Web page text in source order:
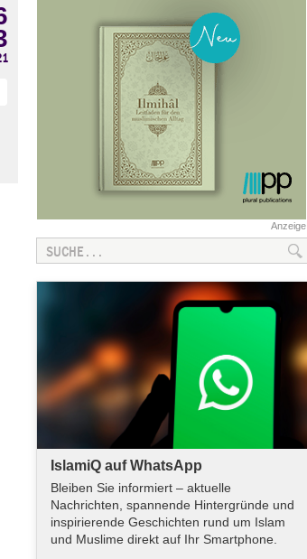
Anzeige
IslamiQ auf WhatsApp
Bleiben Sie informiert – aktuelle
Nachrichten, spannende Hintergründe und
inspirierende Geschichten rund um Islam
und Muslime direkt auf Ihr Smartphone.